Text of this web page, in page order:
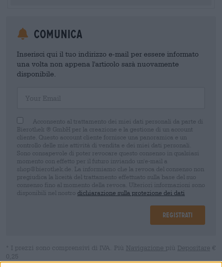
Comunica
Inserisci qui il tuo indirizzo e-mail per essere informato
una volta non appena l'articolo sarà nuovamente
disponibile.
Acconsento al trattamento dei miei dati personali da parte di
Bierothek ® GmbH per la creazione e la gestione di un account
cliente. Questo account cliente fornisce una panoramica e un
controllo delle mie attività di vendita e dei miei dati personali.
Sono consapevole di poter revocare questo consenso in qualsiasi
momento con effetto per il futuro inviando un'e-mail a
shop@bierothek.de. La informiamo che la revoca del consenso non
pregiudica la liceità del trattamento effettuato sulla base del suo
consenso fino al momento della revoca. Ulteriori informazioni sono
disponibili nel nostro dichiarazione sulla protezione dei dati
Registrati
* I prezzi sono comprensivi di IVA. Più Navigazione più Depositare €
0,25
* I prezzi sono comprensivi di accisa